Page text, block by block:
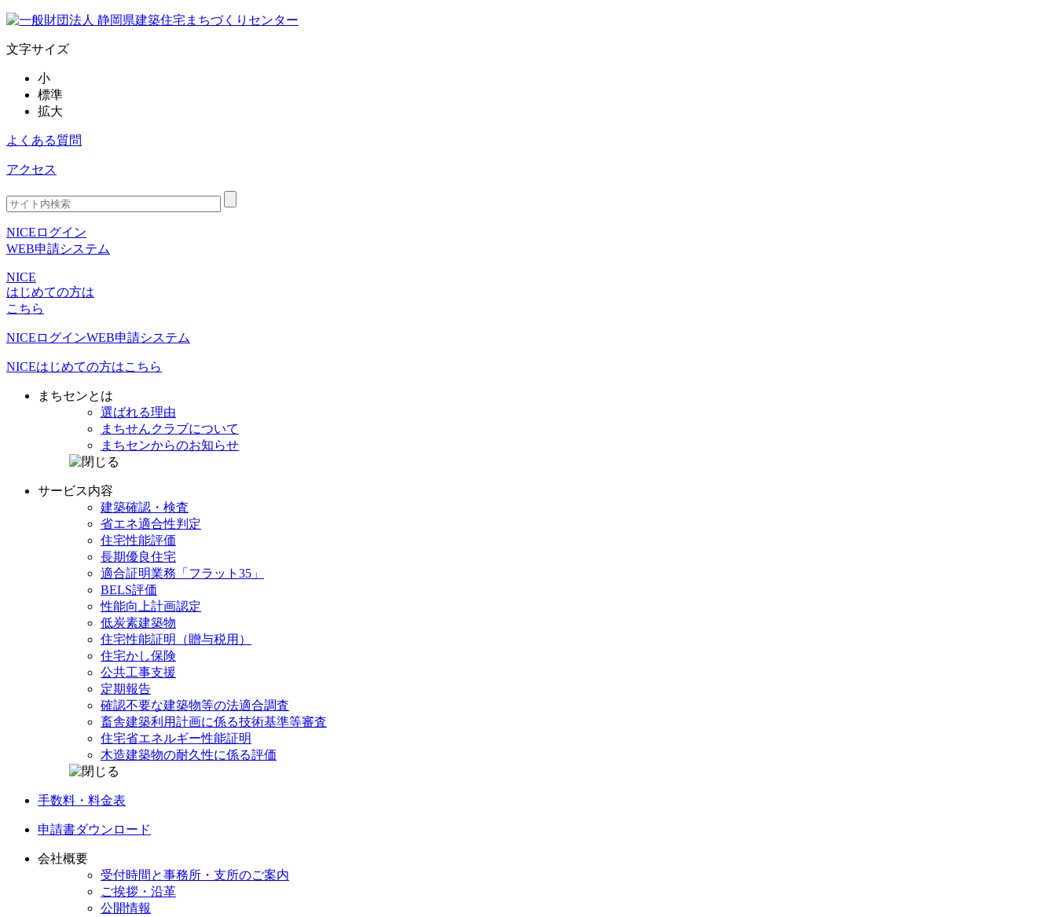
文字サイズ
小
標準
拡大
よくある質問
アクセス
NICEログイン
WEB申請システム
NICE
はじめての方は
こちら
NICEログインWEB申請システム
NICEはじめての方はこちら
まちセンとは
選ばれる理由
まちせんクラブについて
まちセンからのお知らせ
サービス内容
建築確認・検査
省エネ適合性判定
住宅性能評価
長期優良住宅
適合証明業務 「フラット35」
BELS評価
性能向上計画認定
低炭素建築物
住宅性能証明
（贈与税用）
住宅かし保険
公共工事支援
定期報告
確認不要な建築物等の法適合調査
畜舎建築利用計画に係る技術基準等審査
住宅省エネルギー性能証明
木造建築物の耐久性に係る評価
手数料・料金表
申請書ダウンロード
会社概要
受付時間と事務所・ 支所のご案内
ご挨拶・沿革
公開情報